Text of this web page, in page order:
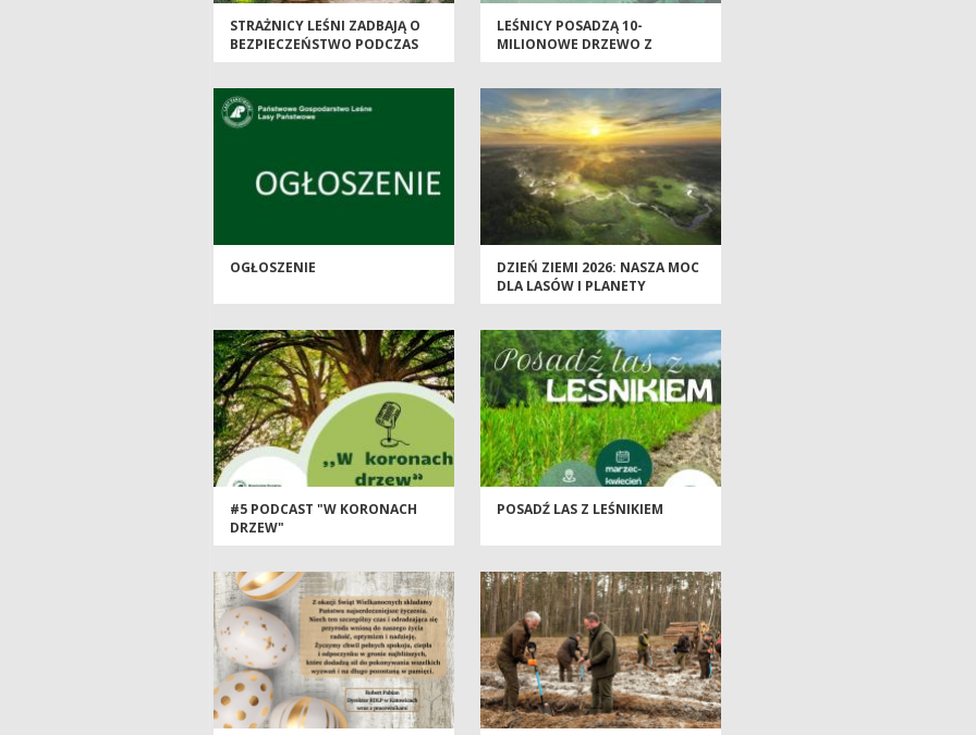
STRAŻNICY LEŚNI ZADBAJĄ O
BEZPIECZEŃSTWO PODCZAS
MAJÓWKI
LEŚNICY POSADZĄ 10-
MILIONOWE DRZEWO Z
ŻYWIEC ZDRÓJ
OGŁOSZENIE
DZIEŃ ZIEMI 2026: NASZA MOC
DLA LASÓW I PLANETY
#5 PODCAST "W KORONACH
DRZEW"
POSADŹ LAS Z LEŚNIKIEM